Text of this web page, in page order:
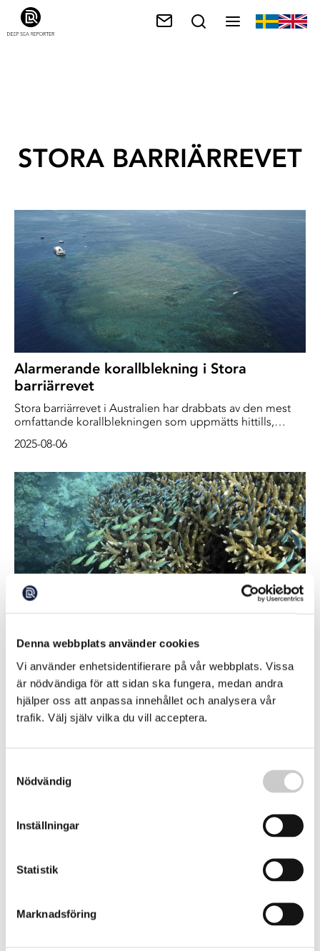
Denna webbplats använder cookies
Vi använder enhetsidentifierare på vår webbplats. Vissa
är nödvändiga för att sidan ska fungera, medan andra
hjälper oss att anpassa innehållet och analysera vår
trafik. Välj själv vilka du vill acceptera.
Nödvändig
Inställningar
Statistik
Marknadsföring
STORA BARRIÄRREVET
Alarmerande korallblekning i Stora
barriärrevet
Stora barriärrevet i Australien har drabbats av den mest
omfattande korallblekningen som uppmätts hittills,
2025-08-06
tio åren
Under det senaste årtiondet har havstemperaturen i Stora
barriärrevet utanför Australiens kust varit den varmaste
under 400 år, enligt en färsk studie som publicerats i den
ansedda tidskriften Nature.
2024-08-08
Forskare larmar om att den betydande korallblekning,
som den amerikanska vädermyndigheten NOAA tidigare